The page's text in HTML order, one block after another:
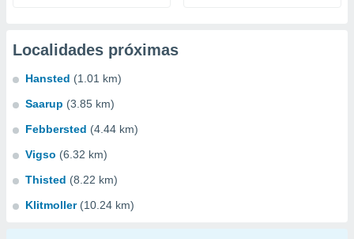
Localidades próximas
Hansted (1.01 km)
Saarup (3.85 km)
Febbersted (4.44 km)
Vigso (6.32 km)
Thisted (8.22 km)
Klitmoller (10.24 km)